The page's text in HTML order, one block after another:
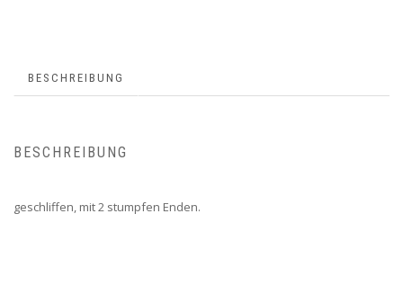
BESCHREIBUNG
BESCHREIBUNG
geschliffen, mit 2 stumpfen Enden.